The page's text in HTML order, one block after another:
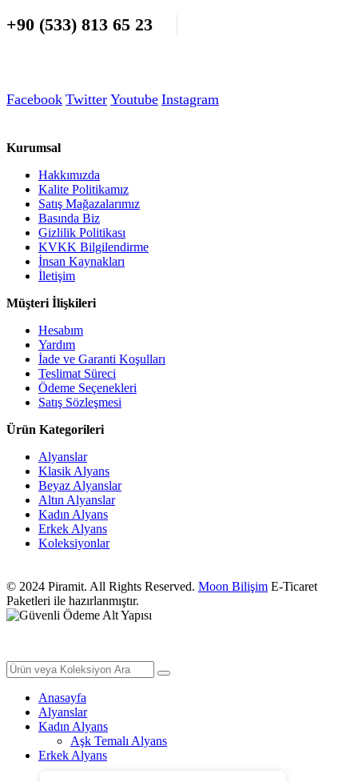
+90 (533) 813 65 23
Facebook Twitter Youtube Instagram
Kurumsal
Hakkımızda
Kalite Politikamız
Satış Mağazalarımız
Basında Biz
Gizlilik Politikası
KVKK Bilgilendirme
İnsan Kaynakları
İletişim
Müşteri İlişkileri
Hesabım
Yardım
İade ve Garanti Koşulları
Teslimat Süreci
Ödeme Seçenekleri
Satış Sözleşmesi
Ürün Kategorileri
Alyanslar
Klasik Alyans
Beyaz Alyanslar
Altın Alyanslar
Kadın Alyans
Erkek Alyans
Koleksiyonlar
© 2024 Piramit. All Rights Reserved. Moon Bilişim E-Ticaret
Paketleri ile hazırlanmıştır.
Anasayfa
Alyanslar
Kadın Alyans
Aşk Temalı Alyans
Erkek Alyans